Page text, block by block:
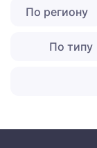
По региону
По типу